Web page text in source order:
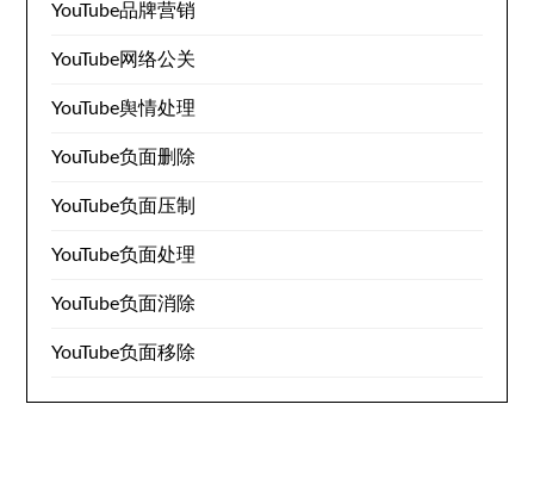
YouTube品牌营销
YouTube网络公关
YouTube舆情处理
YouTube负面删除
YouTube负面压制
YouTube负面处理
YouTube负面消除
YouTube负面移除